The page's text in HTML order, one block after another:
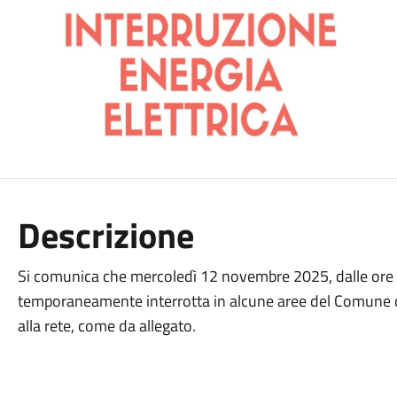
Descrizione
Si comunica che mercoledì 12 novembre 2025, dalle
temporaneamente interrotta in alcune aree del
alla rete, come da allegato.